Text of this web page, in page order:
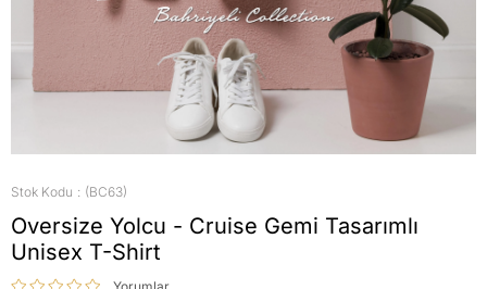
Stok Kodu (BC63)
Oversize Yolcu - Cruise Gemi Tasarımlı
Unisex T-Shirt